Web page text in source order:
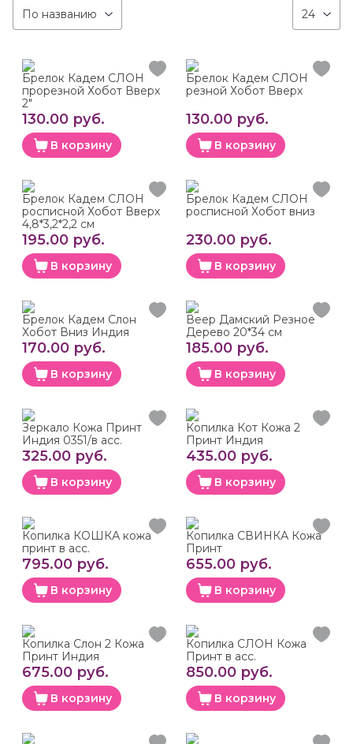
По названию 24
Брелок Кадем СЛОН
прорезной Хобот Вверх
2"
130.00 руб.
В корзину
Брелок Кадем СЛОН
резной Хобот Вверх
130.00 руб.
В корзину
Брелок Кадем СЛОН
росписной Хобот Вверх
4,8*3,2*2,2 см
195.00 руб.
В корзину
Брелок Кадем СЛОН
росписной Хобот вниз
230.00 руб.
В корзину
Брелок Кадем Слон
Хобот Вниз Индия
170.00 руб.
В корзину
Веер Дамский Резное
Дерево 20*34 см
185.00 руб.
В корзину
Зеркало Кожа Принт
Индия 0351/в асс.
325.00 руб.
В корзину
Копилка Кот Кожа 2
Принт Индия
435.00 руб.
В корзину
Копилка КОШКА кожа
принт в асс.
795.00 руб.
В корзину
Копилка СВИНКА Кожа
Принт
655.00 руб.
В корзину
Копилка Слон 2 Кожа
Принт Индия
675.00 руб.
В корзину
Копилка СЛОН Кожа
Принт в асс.
850.00 руб.
В корзину